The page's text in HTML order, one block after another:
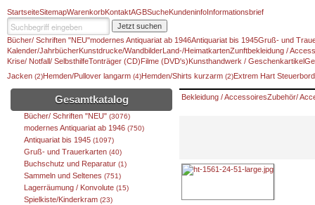
StartseiteSitemapWarenkorbKontaktAGBSucheKundeninfoInformationsbrief
Jetzt suchen
Bücher/ Schriften "NEU"modernes Antiquariat ab 1946Antiquariat bis 1945Gruß- und
Kalender/JahrbücherKunstdrucke/Wandbilder Land-/HeimatkartenZunftbekleidung /
Krise/ Notfall/ SelbsthilfeTonträger (CD) Filme (DVD's) Kunsthandwerk / Geschenkartikel
Jacken (2)Hemden/Pullover langarm (4)Hemden/Shirts kurzarm (2)Extrem Hart
Gesamtkatalog
Bücher/ Schriften "NEU" (3076)
modernes Antiquariat ab 1946 (750)
Antiquariat bis 1945 (1097)
Gruß- und Trauerkarten (40)
Buchschutz und Reparatur (1)
Sammeln und Seltenes (751)
Lagerräumung / Konvolute (15)
Spielkiste/Kinderkram (23)
Bekleidung / AccessoiresZubehör/